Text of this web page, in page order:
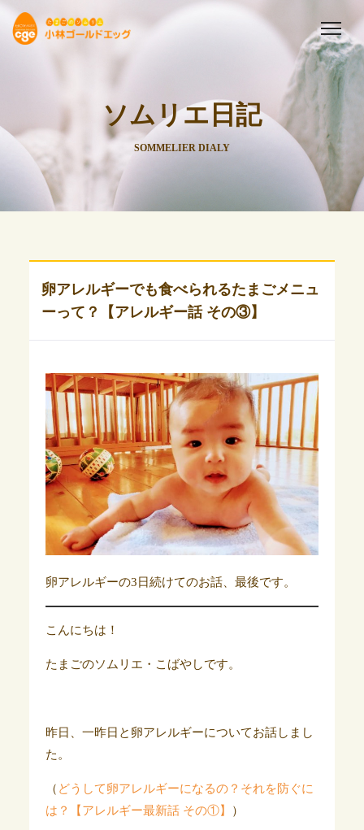
ソムリエ日記
SOMMELIER DIALY
卵アレルギーでも食べられるたまごメニュ
ーって？【アレルギー話 その③】
卵アレルギーの3日続けてのお話、最後です。
こんにちは！
たまごのソムリエ・こばやしです。
昨日、一昨日と卵アレルギーについてお話しまし
た。
（ どうして卵アレルギーになるの？それを防ぐに
は？【アレルギー最新話 その①】
）